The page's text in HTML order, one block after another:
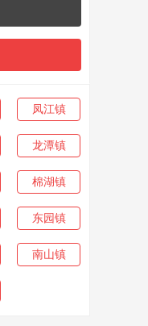
凤江镇
龙潭镇
棉湖镇
东园镇
南山镇